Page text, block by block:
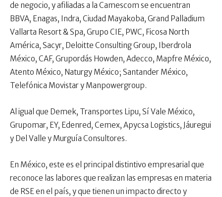
de negocio, y afiliadas a la Camescom se encuentran
BBVA, Enagas, Indra, Ciudad Mayakoba, Grand Palladium
Vallarta Resort & Spa, Grupo CIE, PWC, Ficosa North
América, Sacyr, Deloitte Consulting Group, Iberdrola
México, CAF, Grupordás Howden, Adecco, Mapfre México,
Atento México, Naturgy México; Santander México,
Telefónica Movistar y Manpowergroup.
Al igual que Demek, Transportes Lipu, Sí Vale México,
Grupomar, EY, Edenred, Cemex, Apycsa Logistics, Jáuregui
y Del Valle y Murguía Consultores.
En México, este es el principal distintivo empresarial que
reconoce las labores que realizan las empresas en materia
de RSE en el país, y que tienen un impacto directo y